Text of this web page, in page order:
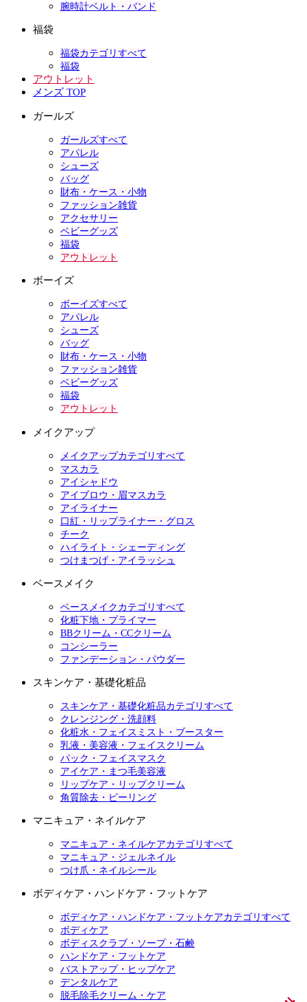
腕時計ベルト・バンド
福袋
福袋カテゴリすべて
福袋
アウトレット
メンズ TOP
ガールズ
ガールズすべて
アパレル
シューズ
バッグ
財布・ケース・小物
ファッション雑貨
アクセサリー
ベビーグッズ
福袋
アウトレット
ボーイズ
ボーイズすべて
アパレル
シューズ
バッグ
財布・ケース・小物
ファッション雑貨
ベビーグッズ
福袋
アウトレット
メイクアップ
メイクアップカテゴリすべて
マスカラ
アイシャドウ
アイブロウ・眉マスカラ
アイライナー
口紅・リップライナー・グロス
チーク
ハイライト・シェーディング
つけまつげ・アイラッシュ
ベースメイク
ベースメイクカテゴリすべて
化粧下地・プライマー
BBクリーム・CCクリーム
コンシーラー
ファンデーション・パウダー
スキンケア・基礎化粧品
スキンケア・基礎化粧品カテゴリすべて
クレンジング・洗顔料
化粧水・フェイスミスト・ブースター
乳液・美容液・フェイスクリーム
パック・フェイスマスク
アイケア・まつ毛美容液
リップケア・リップクリーム
角質除去・ピーリング
マニキュア・ネイルケア
マニキュア・ネイルケアカテゴリすべて
マニキュア・ジェルネイル
つけ爪・ネイルシール
ボディケア・ハンドケア・フットケア
ボディケア・ハンドケア・フットケアカテゴリすべて
ボディケア
ボディスクラブ・ソープ・石鹸
ハンドケア・フットケア
バストアップ・ヒップケア
デンタルケア
脱毛除毛クリーム・ケア